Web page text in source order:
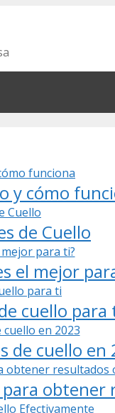
y cómo
de Cuello
el mejor
cuello para
de cuello en
obtener